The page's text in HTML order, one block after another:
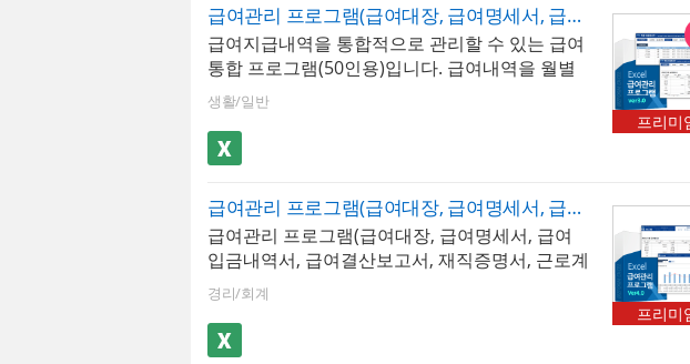
관리하는 핵심 시트. 지급액, 공제액, 실지급액 자
동 산출- 급여명세서​ : 직원 개인별 급여명세서를
자동으로 생성하는 시트. 근로기준법에 따른 필수
기재 사항이 모두 포함되며 즉시 교부 가능- 재직
성하는 시트. 급여대장의 직원 기본 정보가 자동
으로 반영되며 회사 직인 날인 후 즉시 교부 가능-
근로계약서 : 직원 정보와 급여 조건을 자동으로
불러와 근로계약서를 생성하는 시트. 근로기준법
필수 기재 사항이 포함된 표준 근로계약서 형식으
로 설계 ✅ 4대보험요율 자동 업데이트 : 이 프로
그램의 핵심 기능!4대보험요율은 매년 1월과 7월
에 변경되며, 변경 사항을 급여 계산에 즉시 반영
하지 않으면 공제 오류로 인한 직원 불만과 세무
역서 시트에서 자동으로 불러올 수 있습니다. 사
원정보를 바탕으로 재직증명서, 경력증명서, 퇴직
증명서 자동발급이 가능합니다.
급여관리 프로그램(급여대장, 급여명세서, 급여입금내역서, 재직증명서, 퇴직증명서)(50인용)
급여지급내역을 통합적으로 관리할 수 있는 급여
통합 프로그램(50인용)입니다. 급여내역을 월별
로 입력, 저장, 검색할 수 있습니다. 4대보험이 자
동계산(소득세, 주민세, 고용보험, 국민연금, 건강
보험, 장기요양보험)되며, 급여지급항목 및 공제
항목은 최대 20개까지 추가할 수 있습니다. 저장
역서 시트에서 자동으로 불러올 수 있습니다. 사
원정보를 바탕으로 재직증명서, 경력증명서, 퇴직
증명서 자동발급이 가능합니다.
생활/일반
프리미
급여관리 프로그램(급여대장, 급여명세서, 급여입금내역서, 급여결산보고서, 재직증명서, 근로계약서)(4대보험수기입력)
급여관리 프로그램(급여대장, 급여명세서, 급여
입금내역서, 급여결산보고서, 재직증명서, 근로계
약서)엑셀 프로그램입니다. 급여내역을 입력하고
내역별로 저장할 수 있는 서식이며, 최대 500명까
지 입력 가능할뿐만 아니라 소득세, 4대보험 등을
수기로 작성할 수 있습니다. 저장된 문서를 급여
경리/회계
프리미